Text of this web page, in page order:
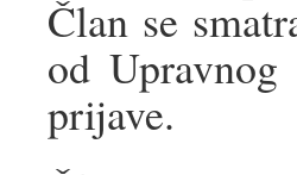
Član se
od
prijave.